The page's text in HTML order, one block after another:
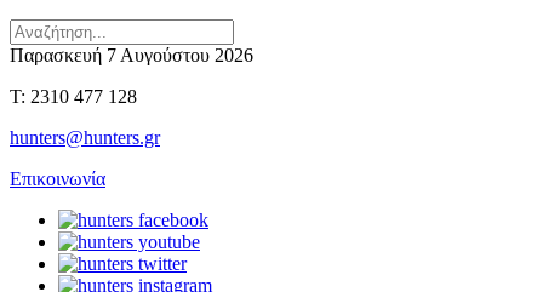
Παρασκευή 7 Αυγούστου 2026
T: 2310 477 128
hunters@hunters.gr
Επικοινωνία